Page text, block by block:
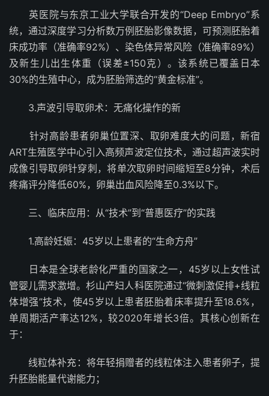
英医院与东京工业大学联合开发的“Deep Embryo”系
统，通过深度学习分析数万例胚胎影像数据，可预测胚胎着
床成功率（准确率92%）、染色体异常风险（准确率89%）
及新生儿出生体重（误差±150克）。该系统已覆盖日本
30%的生殖中心，成为胚胎筛选的“黄金标准”。
3.声波引导取卵术：无痛化操作的新
针对高龄患者卵巢位置深、取卵难度大的问题，新宿
ART生殖医学中心引入高频声波定位技术，通过超声波实时
成像引导取卵针穿刺，将单次取卵时间缩短至8分钟，术后
疼痛评分降低60%，卵巢出血风险降至0.3%以下。
三、临床应用：从“技术”到“普惠医疗”的实践
1.高龄妊娠：45岁以上患者的“生命方舟”
日本是全球老龄化严重的国家之一，45岁以上女性试
管婴儿需求激增。杉山产妇人科医院通过“微刺激促排+线粒
体增强”技术，使45岁以上患者胚胎着床率提升至18.6%，
单周期活产率达12%，较2020年增长3倍。其核心创新在
于：
线粒体补充：将年轻捐赠者的线粒体注入患者卵子，提
升胚胎能量代谢能力；